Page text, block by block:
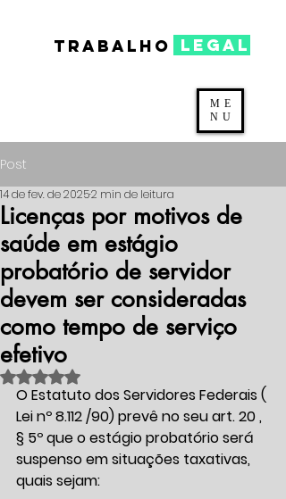
TRABALHO legal
ME
NU
Post
Licenças por motivos de
saúde em estágio
probatório de servidor
devem ser consideradas
como tempo de serviço
efetivo
14 de fev. de 20252 min de leitura
Avaliado com NaN de 5 estrelas.
O Estatuto dos Servidores Federais (
Lei nº 8.112 /90) prevê no seu art. 20 ,
§ 5º que o estágio probatório será
suspenso em situações taxativas,
quais sejam: